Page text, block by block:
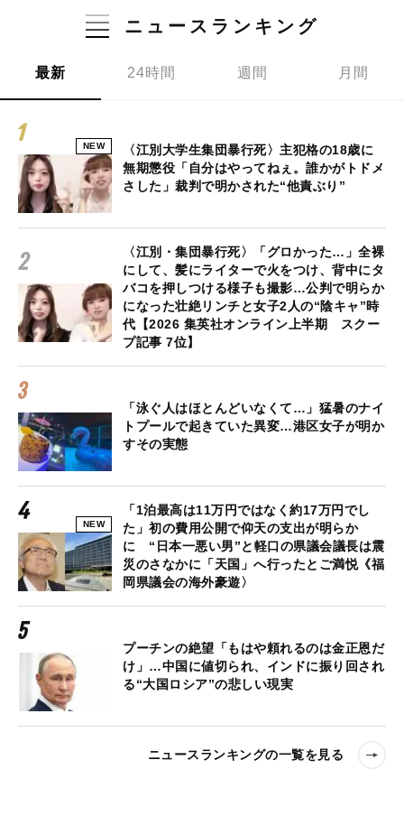
ニュースランキング
最新 24時間 週間 月間
NEW
〈江別大学生集団暴行死〉主犯格の18歳に
無期懲役「自分はやってねぇ。誰かがトドメ
さした」裁判で明かされた“他責ぶり”
〈江別・集団暴行死〉「グロかった…」全裸
にして、髪にライターで火をつけ、背中にタ
バコを押しつける様子も撮影…公判で明らか
になった壮絶リンチと女子2人の“陰キャ”時
代【2026 集英社オンライン上半期 スクー
プ記事 7位】
「泳ぐ人はほとんどいなくて…」猛暑のナイ
トプールで起きていた異変…港区女子が明か
すその実態
NEW
「1泊最高は11万円ではなく約17万円でし
た」初の費用公開で仰天の支出が明らか
に “日本一悪い男”と軽口の県議会議長は震
災のさなかに「天国」へ行ったとご満悦《福
岡県議会の海外豪遊〉
プーチンの絶望「もはや頼れるのは金正恩だ
け」…中国に値切られ、インドに振り回され
る“大国ロシア”の悲しい現実
ニュースランキングの一覧を見る